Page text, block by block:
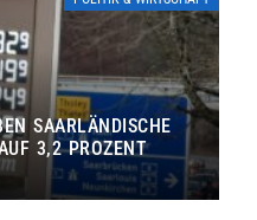
SAARLÄNDISCHE
3,2 PROZENT